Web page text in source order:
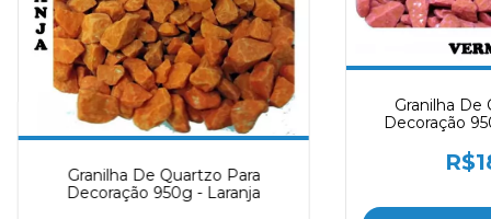
Granilha De Quartzo Para
Decoração 950g - Laranja
Granilha De
Decoração